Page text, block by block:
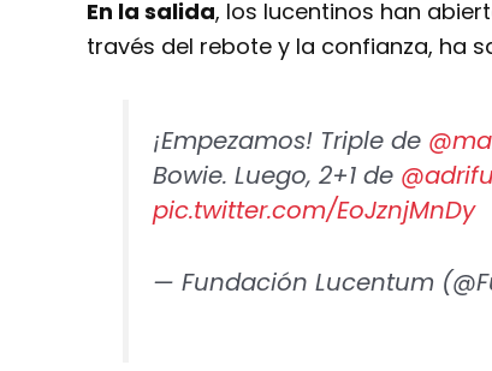
En la salida, los lucentinos han
través del rebote y la confianza, ha
¡Empezamos! Triple de
Bowie. Luego, 2+1 de
pic.twitter.com/EoJznjMnDy
— Fundación Lucentum